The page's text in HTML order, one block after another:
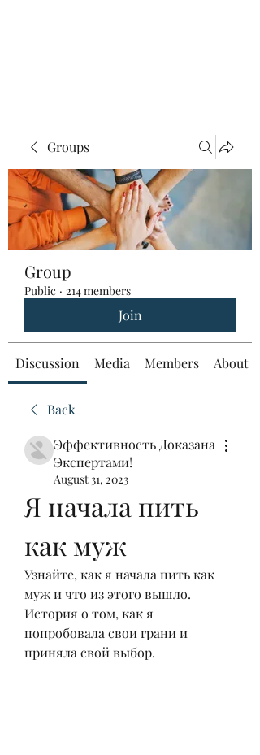
Groups
Group
Public · 214 members
Join
Discussion Media Members About
Back
Эффективность Доказана
Экспертами!
August 31, 2023
Я начала пить
как муж
Узнайте, как я начала пить как
муж и что из этого вышло.
История о том, как я
попробовала свои грани и
приняла свой выбор.